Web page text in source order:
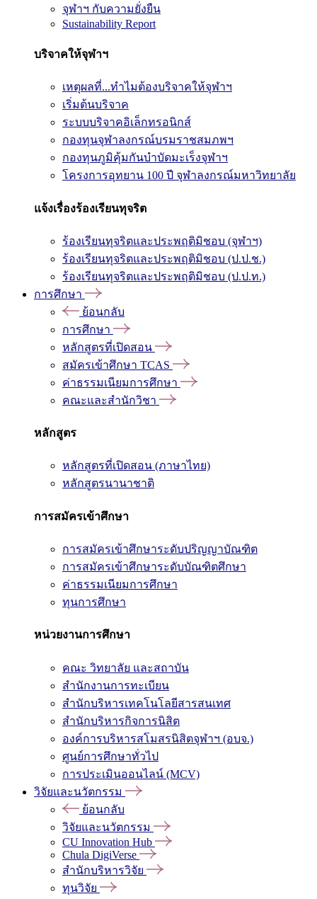
จุฬาฯ กับความยั่งยืน
Sustainability Report
บริจาคให้จุฬาฯ
เหตุผลที่...ทำไมต้องบริจาคให้จุฬาฯ
เริ่มต้นบริจาค
ระบบบริจาคอิเล็กทรอนิกส์
กองทุนจุฬาลงกรณ์บรมราชสมภพฯ
กองทุนภูมิคุ้มกันบำบัดมะเร็งจุฬาฯ
โครงการอุทยาน 100 ปี จุฬาลงกรณ์มหาวิทยาลัย
แจ้งเรื่องร้องเรียนทุจริต
ร้องเรียนทุจริตและประพฤติมิชอบ (จุฬาฯ)
ร้องเรียนทุจริตและประพฤติมิชอบ (ป.ป.ช.)
ร้องเรียนทุจริตและประพฤติมิชอบ (ป.ป.ท.)
การศึกษา
ย้อนกลับ
การศึกษา
หลักสูตรที่เปิดสอน
สมัครเข้าศึกษา TCAS
ค่าธรรมเนียมการศึกษา
คณะและสำนักวิชา
หลักสูตร
หลักสูตรที่เปิดสอน (ภาษาไทย)
หลักสูตรนานาชาติ
การสมัครเข้าศึกษา
การสมัครเข้าศึกษาระดับปริญญาบัณฑิต
การสมัครเข้าศึกษาระดับบัณฑิตศึกษา
ค่าธรรมเนียมการศึกษา
ทุนการศึกษา
หน่วยงานการศึกษา
คณะ วิทยาลัย และสถาบัน
สำนักงานการทะเบียน
สำนักบริหารเทคโนโลยีสารสนเทศ
สำนักบริหารกิจการนิสิต
องค์การบริหารสโมสรนิสิตจุฬาฯ (อบจ.)
ศูนย์การศึกษาทั่วไป
การประเมินออนไลน์ (MCV)
วิจัยและนวัตกรรม
ย้อนกลับ
วิจัยและนวัตกรรม
CU Innovation Hub
Chula DigiVerse
สำนักบริหารวิจัย
ทุนวิจัย